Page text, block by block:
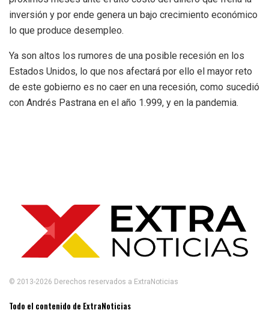
inversión y por ende genera un bajo crecimiento económico
lo que produce desempleo.
Ya son altos los rumores de una posible recesión en los
Estados Unidos, lo que nos afectará por ello el mayor reto
de este gobierno es no caer en una recesión, como sucedió
con Andrés Pastrana en el año 1.999, y en la pandemia.
© 2013-2026 Derechos reservados a ExtraNoticias
Todo el contenido de ExtraNoticias